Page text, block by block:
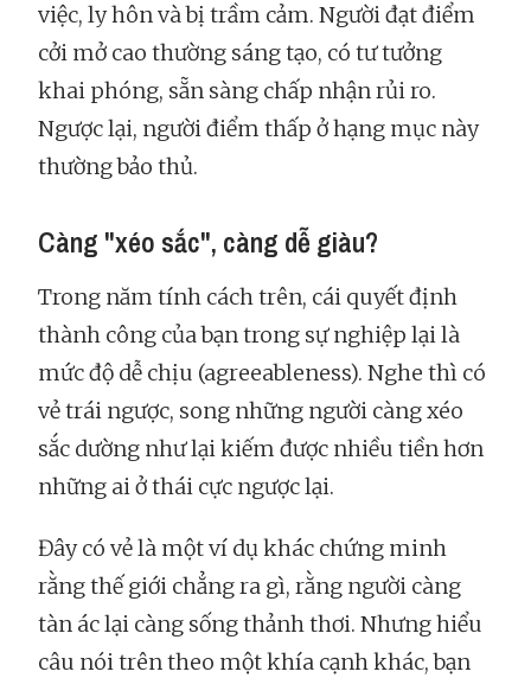
việc, ly hôn và bị trầm cảm. Người đạt điểm
cởi mở cao thường sáng tạo, có tư tưởng
khai phóng, sẵn sàng chấp nhận rủi ro.
Ngược lại, người điểm thấp ở hạng mục này
thường bảo thủ.
Càng "xéo sắc", càng dễ giàu?
Trong năm tính cách trên, cái quyết định
thành công của bạn trong sự nghiệp lại là
mức độ dễ chịu (agreeableness). Nghe thì có
vẻ trái ngược, song những người càng xéo
sắc dường như lại kiếm được nhiều tiền hơn
những ai ở thái cực ngược lại.
Đây có vẻ là một ví dụ khác chứng minh
rằng thế giới chẳng ra gì, rằng người càng
tàn ác lại càng sống thảnh thơi. Nhưng hiểu
câu nói trên theo một khía cạnh khác, bạn